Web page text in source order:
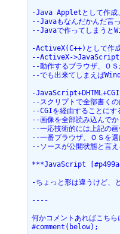
-Java Appletとして作成
--Javaもなんだかんだ言
--Javaで作ってしまうと
-ActiveX(C++)として作
--ActiveX->JavaScript
--動作するブラウザ、ＯＳ
--でも出来てしまえば
-JavaScript+DHTML+CGI
--スクリプトで全部書く
--CGIを経由することにす
--画像を全部読み込んでか
--一応技術的には上記の画
--一番ブラウザ、ＯＳを選
--ソースが公開状態と言
***JavaScript
-ちょっと形は違うけど
----
何かコメントあればこちら
#comment(below);